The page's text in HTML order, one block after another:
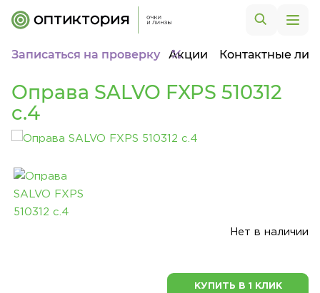
Записаться на проверку Акции Контактные
Оправа SALVO FXPS 510312
c.4
Нет в наличии
КУПИТЬ В 1 КЛИК